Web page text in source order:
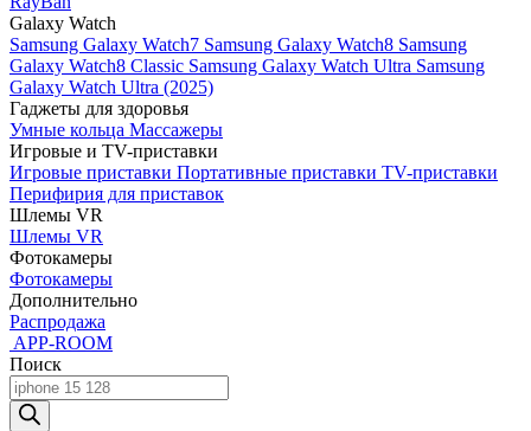
Galaxy Watch
Samsung Galaxy Watch7 Samsung Galaxy Watch8 Samsung
Galaxy Watch8 Classic Samsung Galaxy Watch Ultra Samsung
Galaxy Watch Ultra (2025)
Гаджеты для здоровья
Умные кольца Массажеры
Игровые и TV-приставки
Игровые приставки Портативные приставки TV-приставки
Перифирия для приставок
Шлемы VR
Шлемы VR
Фотокамеры
Фотокамеры
Дополнительно
Распродажа
APP-ROOM
Поиск
Поиск
товаров